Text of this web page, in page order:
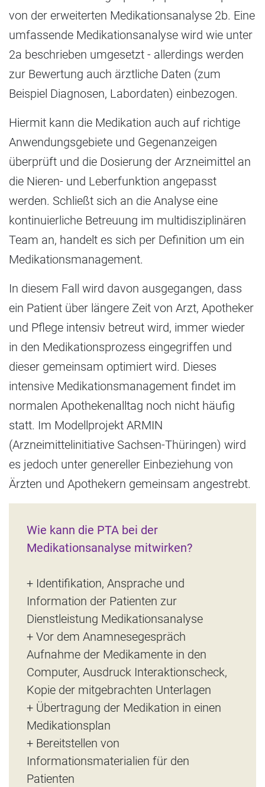
von der erweiterten Medikationsanalyse 2b. Eine
umfassende Medikationsanalyse wird wie unter
2a beschrieben umgesetzt - allerdings werden
zur Bewertung auch ärztliche Daten (zum
Beispiel Diagnosen, Labordaten) einbezogen.
Hiermit kann die Medikation auch auf richtige
Anwendungsgebiete und Gegenanzeigen
überprüft und die Dosierung der Arzneimittel an
die Nieren- und Leberfunktion angepasst
werden. Schließt sich an die Analyse eine
kontinuierliche Betreuung im multidisziplinären
Team an, handelt es sich per Definition um ein
Medikationsmanagement.
In diesem Fall wird davon ausgegangen, dass
ein Patient über längere Zeit von Arzt, Apotheker
und Pflege intensiv betreut wird, immer wieder
in den Medikationsprozess eingegriffen und
dieser gemeinsam optimiert wird. Dieses
intensive Medikationsmanagement findet im
normalen Apothekenalltag noch nicht häufig
statt. Im Modellprojekt ARMIN
(Arzneimittelinitiative Sachsen-Thüringen) wird
es jedoch unter genereller Einbeziehung von
Ärzten und Apothekern gemeinsam angestrebt.
Wie kann die PTA bei der
Medikationsanalyse mitwirken?
+ Identifikation, Ansprache und
Information der Patienten zur
Dienstleistung Medikationsanalyse
+ Vor dem Anamnesegespräch
Aufnahme der Medikamente in den
Computer, Ausdruck Interaktionscheck,
Kopie der mitgebrachten Unterlagen
+ Übertragung der Medikation in einen
Medikationsplan
+ Bereitstellen von
Informationsmaterialien für den
Patienten